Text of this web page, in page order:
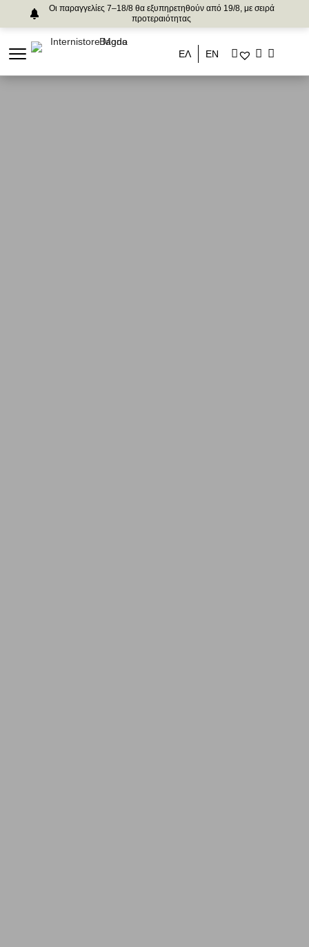
Οι παραγγελίες 7–18/8 θα εξυπηρετηθούν από 19/8, με σειρά
προτεραιότητας
ΕΛ ΕΝ